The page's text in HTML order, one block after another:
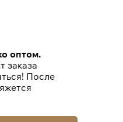
оптом.
заказа
После